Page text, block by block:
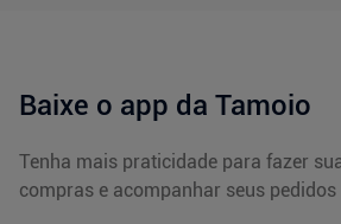
Baixe o app da Tamoio
Tenha mais praticidade para fazer
compras e acompanhar seus pedidos